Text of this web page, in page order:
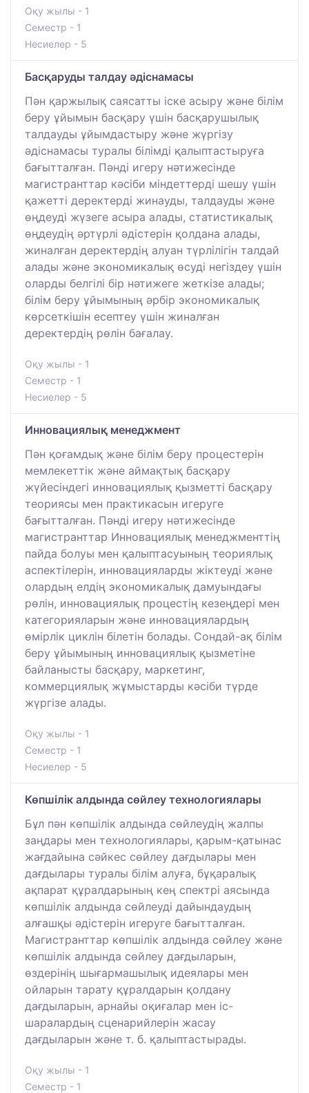
Оқу жылы - 1
Семестр - 1
Несиелер - 5
Басқаруды талдау әдіснамасы
Пән қаржылық саясатты іске асыру және білім
беру ұйымын басқару үшін басқарушылық
талдауды ұйымдастыру және жүргізу
әдіснамасы туралы білімді қалыптастыруға
бағытталған. Пәнді игеру нәтижесінде
магистранттар кәсіби міндеттерді шешу үшін
қажетті деректерді жинауды, талдауды және
өңдеуді жүзеге асыра алады, статистикалық
өңдеудің әртүрлі әдістерін қолдана алады,
жиналған деректердің алуан түрлілігін талдай
алады және экономикалық өсуді негіздеу үшін
оларды белгілі бір нәтижеге жеткізе алады;
білім беру ұйымының әрбір экономикалық
көрсеткішін есептеу үшін жиналған
деректердің рөлін бағалау.
Оқу жылы - 1
Семестр - 1
Несиелер - 5
Инновациялық менеджмент
Пән қоғамдық және білім беру процестерін
мемлекеттік және аймақтық басқару
жүйесіндегі инновациялық қызметті басқару
теориясы мен практикасын игеруге
бағытталған. Пәнді игеру нәтижесінде
магистранттар Инновациялық менеджменттің
пайда болуы мен қалыптасуының теориялық
аспектілерін, инновацияларды жіктеуді және
олардың елдің экономикалық дамуындағы
рөлін, инновациялық процестің кезеңдері мен
категорияларын және инновациялардың
өмірлік циклін білетін болады. Сондай-ақ білім
беру ұйымының инновациялық қызметіне
байланысты басқару, маркетинг,
коммерциялық жұмыстарды кәсіби түрде
жүргізе алады.
Оқу жылы - 1
Семестр - 1
Несиелер - 5
Көпшілік алдында сөйлеу технологиялары
Бұл пән көпшілік алдында сөйлеудің жалпы
заңдары мен технологиялары, қарым-қатынас
жағдайына сәйкес сөйлеу дағдылары мен
дағдылары туралы білім алуға, бұқаралық
ақпарат құралдарының кең спектрі аясында
көпшілік алдында сөйлеуді дайындаудың
алғашқы әдістерін игеруге бағытталған.
Магистранттар көпшілік алдында сөйлеу және
көпшілік алдында сөйлеу дағдыларын,
өздерінің шығармашылық идеялары мен
ойларын тарату құралдарын қолдану
дағдыларын, арнайы оқиғалар мен іс-
шаралардың сценарийлерін жасау
дағдыларын және т. б. қалыптастырады.
Оқу жылы - 1
Семестр - 1